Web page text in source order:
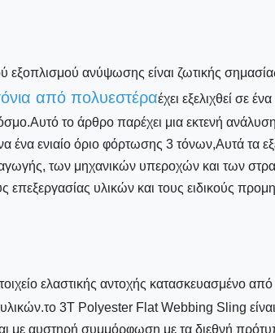
ανύψωσης είναι ζωτικής
από πολυεστέραέχει εξελιχθεί σε
το άρθρο παρέχει μια εκτενή
ενιαίο όριο φόρτωσης 3 τόνων,Αυτά τα
των μηχανικών υπεροχών και των
υλικών και τους ειδικούς
ελαστικής αντοχής κατασκευασμένο από
3T Polyester Flat Webbing Sling
με αυστηρή συμμόρφωση με τα διεθνή